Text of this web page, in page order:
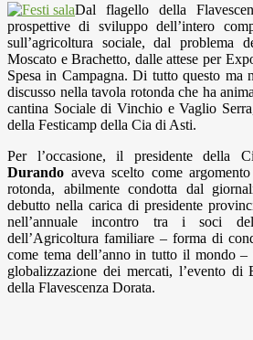
Dal flagello della
prospettive di sviluppo dell’intero
sull’agricoltura sociale, dal problema
Moscato e Brachetto, dalle attese per
Spesa in Campagna. Di tutto questo ma
discusso nella tavola rotonda che ha
cantina Sociale di Vinchio e Vaglio
della Festicamp della Cia di Asti.
Per l’occasione, il presidente della
Durando aveva scelto come
rotonda, abilmente condotta dal
debutto nella carica di presidente
nell’annuale incontro tra i soci
dell’Agricoltura familiare – forma di
come tema dell’anno in tutto il mondo –
globalizzazione dei mercati, l’evento
della Flavescenza Dorata.